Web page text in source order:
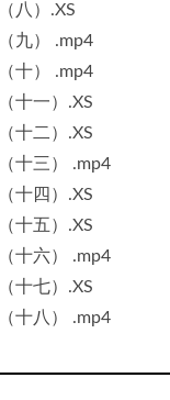
八）.XS
九） .mp4
十） .mp4
十一）.XS
十二）.XS
十三） .mp4
十四）.XS
十五）.XS
十六） .mp4
十七）.XS
十八） .mp4